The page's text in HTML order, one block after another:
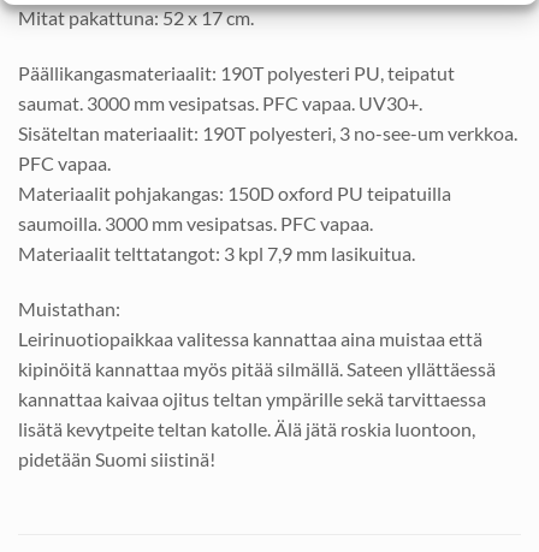
Mitat pakattuna: 52 x 17 cm.
Päällikangasmateriaalit: 190T polyesteri PU, teipatut
saumat. 3000 mm vesipatsas. PFC vapaa. UV30+.
Sisäteltan materiaalit: 190T polyesteri, 3 no-see-um verkkoa.
PFC vapaa.
Materiaalit pohjakangas: 150D oxford PU teipatuilla
saumoilla. 3000 mm vesipatsas. PFC vapaa.
Materiaalit telttatangot: 3 kpl 7,9 mm lasikuitua.
Muistathan:
Leirinuotiopaikkaa valitessa kannattaa aina muistaa että
kipinöitä kannattaa myös pitää silmällä. Sateen yllättäessä
kannattaa kaivaa ojitus teltan ympärille sekä tarvittaessa
lisätä kevytpeite teltan katolle. Älä jätä roskia luontoon,
pidetään Suomi siistinä!